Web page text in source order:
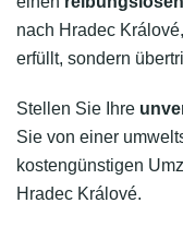
nach Hradec
erfüllt, sondern
Stellen Sie Ihre
Sie von einer
kostengünstigen
Hradec Králové.